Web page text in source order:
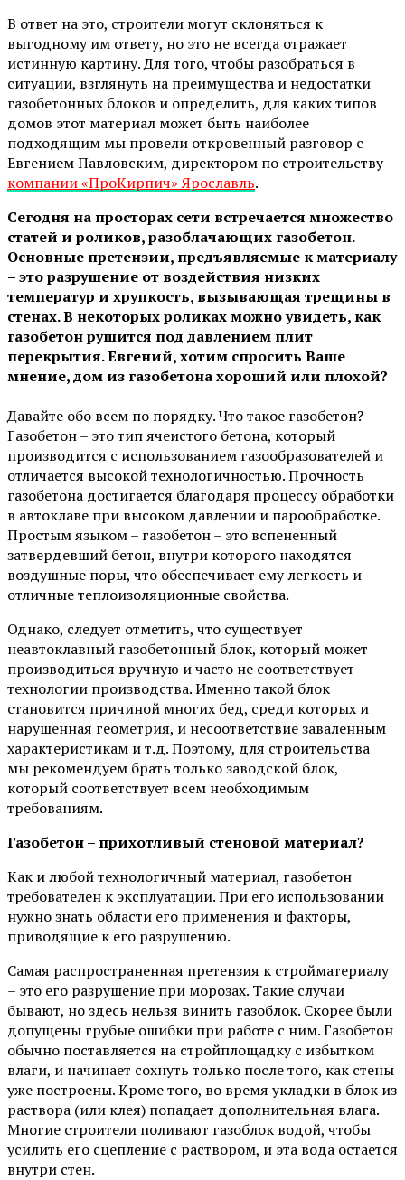
В ответ на это, строители могут склоняться к
выгодному им ответу, но это не всегда отражает
истинную картину. Для того, чтобы разобраться в
ситуации, взглянуть на преимущества и недостатки
газобетонных блоков и определить, для каких типов
домов этот материал может быть наиболее
подходящим мы провели откровенный разговор с
Евгением Павловским, директором по строительству
компании «ПроКирпич» Ярославль.
Сегодня на просторах сети встречается множество
статей и роликов, разоблачающих газобетон.
Основные претензии, предъявляемые к материалу
– это разрушение от воздействия низких
температур и хрупкость, вызывающая трещины в
стенах. В некоторых роликах можно увидеть, как
газобетон рушится под давлением плит
перекрытия. Евгений, хотим спросить Ваше
мнение, дом из газобетона хороший или плохой?
Давайте обо всем по порядку. Что такое газобетон?
Газобетон – это тип ячеистого бетона, который
производится с использованием газообразователей и
отличается высокой технологичностью. Прочность
газобетона достигается благодаря процессу обработки
в автоклаве при высоком давлении и парообработке.
Простым языком – газобетон – это вспененный
затвердевший бетон, внутри которого находятся
воздушные поры, что обеспечивает ему легкость и
отличные теплоизоляционные свойства.
Однако, следует отметить, что существует
неавтоклавный газобетонный блок, который может
производиться вручную и часто не соответствует
технологии производства. Именно такой блок
становится причиной многих бед, среди которых и
нарушенная геометрия, и несоответствие заваленным
характеристикам и т.д. Поэтому, для строительства
мы рекомендуем брать только заводской блок,
который соответствует всем необходимым
требованиям.
Газобетон – прихотливый стеновой материал?
Как и любой технологичный материал, газобетон
требователен к эксплуатации. При его использовании
нужно знать области его применения и факторы,
приводящие к его разрушению.
Самая распространенная претензия к стройматериалу
– это его разрушение при морозах. Такие случаи
бывают, но здесь нельзя винить газоблок. Скорее были
допущены грубые ошибки при работе с ним. Газобетон
обычно поставляется на стройплощадку с избытком
влаги, и начинает сохнуть только после того, как стены
уже построены. Кроме того, во время укладки в блок из
раствора (или клея) попадает дополнительная влага.
Многие строители поливают газоблок водой, чтобы
усилить его сцепление с раствором, и эта вода остается
внутри стен.